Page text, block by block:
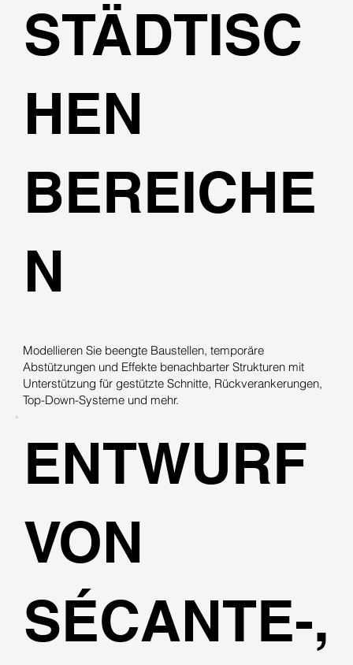
Modellieren Sie beengte Baustellen, temporäre
Abstützungen und Effekte benachbarter Strukturen mit
Unterstützung für gestützte Schnitte, Rückverankerungen,
Top-Down-Systeme und mehr.
STÄDTISC
HEN
BEREICHE
N
ENTWURF
VON
SÉCANTE-,